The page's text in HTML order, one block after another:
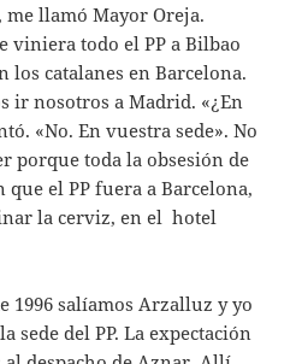
llamó Mayor Oreja.
viniera todo el PP a Bilbao
los catalanes en Barcelona.
ir nosotros a Madrid. «¿En
«No. En vuestra sede». No
porque toda la obsesión de
que el PP fuera a Barcelona,
la cerviz, en el hotel
1996 salíamos Arzalluz y yo
sede del PP. La expectación